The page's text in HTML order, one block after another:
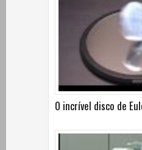
O incrível disco de